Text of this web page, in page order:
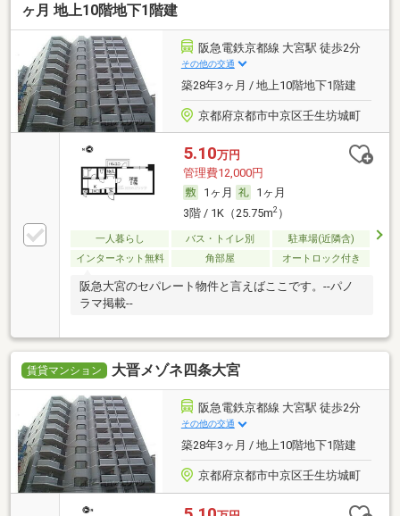
ヶ月 地上10階地下1階建
阪急電鉄京都線 大宮駅 徒歩2分
その他の交通
築28年3ヶ月 / 地上10階地下1階建
京都府京都市中京区壬生坊城町
5.10万円
管理費12,000円
1ヶ月
1ヶ月
3階 / 1K（25.75m2）
一人暮らし バス・トイレ別
駐車場(近隣含)
インターネット無料
角部屋 オートロック付き
阪急大宮のセパレート物件と言えばここです。--パノ
ラマ掲載--
賃貸マンション 大晋メゾネ四条大宮
阪急電鉄京都線 大宮駅 徒歩2分
その他の交通
築28年3ヶ月 / 地上10階地下1階建
京都府京都市中京区壬生坊城町